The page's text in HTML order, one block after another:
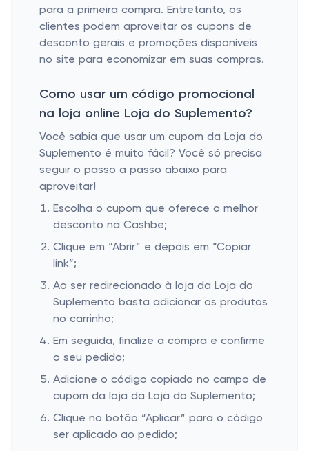
para a primeira compra. Entretanto, os
clientes podem aproveitar os cupons de
desconto gerais e promoções disponíveis
no site para economizar em suas compras.
Como usar um código promocional
na loja online Loja do Suplemento?
Você sabia que usar um cupom da Loja do
Suplemento é muito fácil? Você só precisa
seguir o passo a passo abaixo para
aproveitar!
Escolha o cupom que oferece o melhor
desconto na Cashbe;
Clique em “Abrir” e depois em “Copiar
link”;
Ao ser redirecionado à loja da Loja do
Suplemento basta adicionar os produtos
no carrinho;
Em seguida, finalize a compra e confirme
o seu pedido;
Adicione o código copiado no campo de
cupom da loja da Loja do Suplemento;
Clique no botão “Aplicar” para o código
ser aplicado ao pedido;